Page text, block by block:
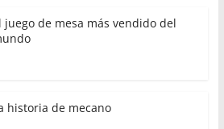
juego de mesa más vendido del
historia de mecano